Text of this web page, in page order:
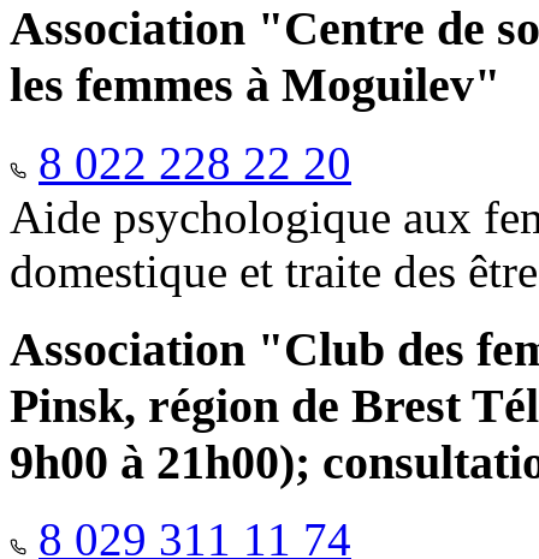
Association "Centre de
les femmes à Moguilev"
8 022 228 22 20
Aide psychologique aux
domestique et traite des
Association "Club des
Pinsk, région de Brest
9h00 à 21h00);
8 029 311 11 74